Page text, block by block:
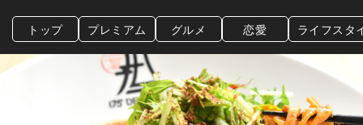
トップ プレミアム グルメ 恋愛 ライフスタ